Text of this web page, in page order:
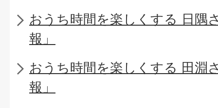
おうち時間を楽しくする 日隅
報」
おうち時間を楽しくする 田淵
報」